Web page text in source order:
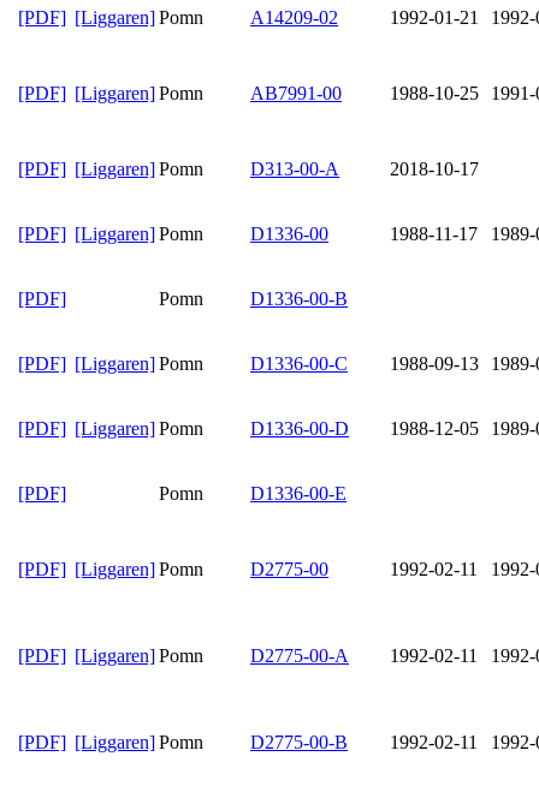
[PDF] [Liggaren]Pomn A14209-02 1992-01-21
[PDF] [Liggaren]Pomn AB7991-00 1988-10-25
[PDF] [Liggaren]Pomn D313-00-A 2018-10-17
[PDF] [Liggaren]Pomn D1336-00 1988-11-17
[PDF] Pomn D1336-00-B
[PDF] [Liggaren]Pomn D1336-00-C 1988-09-13
[PDF] [Liggaren]Pomn D1336-00-D 1988-12-05
[PDF] Pomn D1336-00-E
[PDF] [Liggaren]Pomn D2775-00 1992-02-11
[PDF] [Liggaren]Pomn D2775-00-A 1992-02-11
[PDF] [Liggaren]Pomn D2775-00-B 1992-02-11